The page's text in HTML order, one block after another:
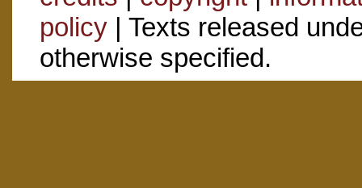
policy| Texts released
otherwise specified.